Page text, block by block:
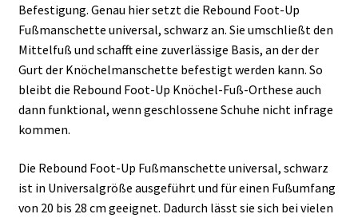
Befestigung. Genau hier setzt die Rebound Foot-Up
Fußmanschette universal, schwarz an. Sie umschließt den
Mittelfuß und schafft eine zuverlässige Basis, an der der
Gurt der Knöchelmanschette befestigt werden kann. So
bleibt die Rebound Foot-Up Knöchel-Fuß-Orthese auch
dann funktional, wenn geschlossene Schuhe nicht infrage
kommen.
Die Rebound Foot-Up Fußmanschette universal, schwarz
ist in Universalgröße ausgeführt und für einen Fußumfang
von 20 bis 28 cm geeignet. Dadurch lässt sie sich bei vielen